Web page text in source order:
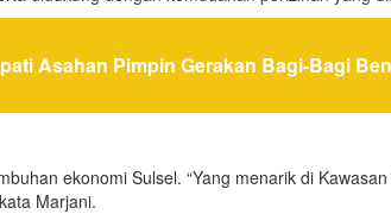
Asahan Pimpin Gerakan Bagi-Bagi
ekonomi Sulsel. “Yang menarik di
Marjani.